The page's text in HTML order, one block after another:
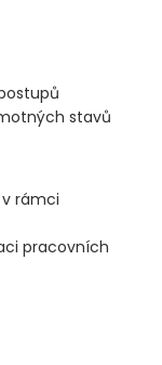
stavů
rámci
pracovních